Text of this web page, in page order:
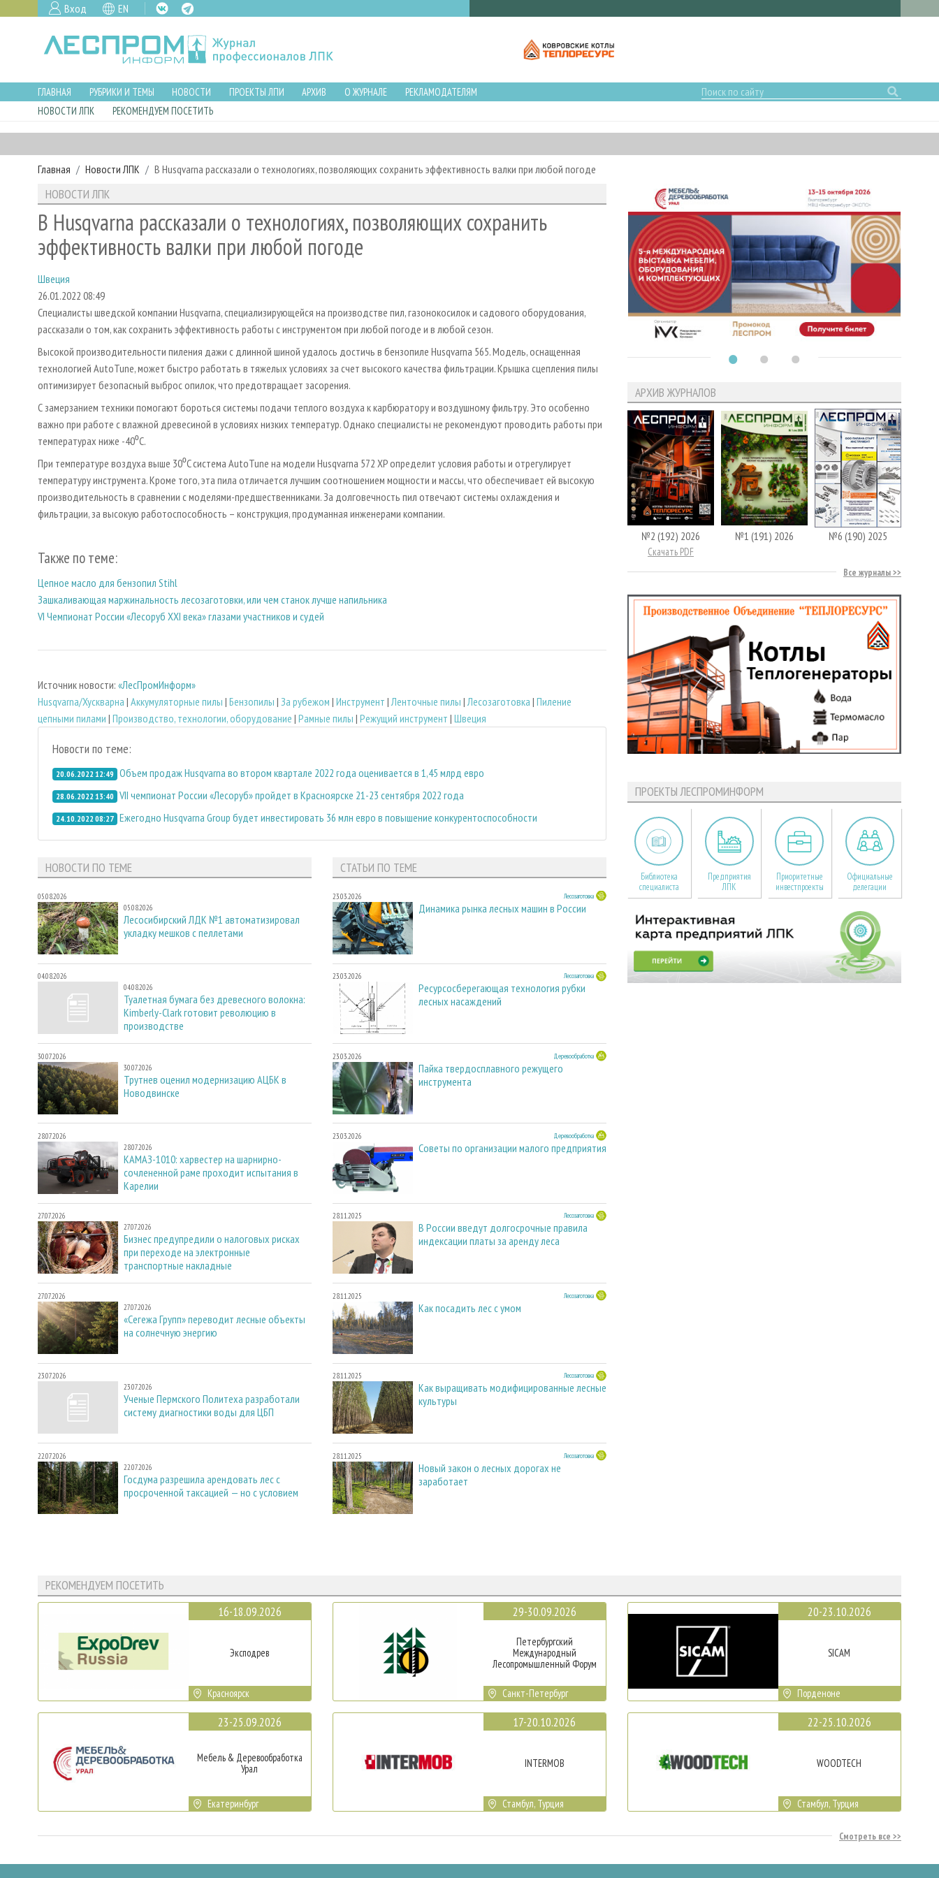
Вход EN
ГЛАВНАЯ РУБРИКИ И ТЕМЫ НОВОСТИ ПРОЕКТЫ ЛПИ АРХИВ О ЖУРНАЛЕ
РЕКЛАМОДАТЕЛЯМ
НОВОСТИ ЛПК
РЕКОМЕНДУЕМ ПОСЕТИТЬ
Главная Новости ЛПК В Husqvarna рассказали о технологиях, позволяющих сохранить эффективность валки при любой погоде
НОВОСТИ ЛПК
В Husqvarna рассказали о технологиях, позволяющих сохранить
эффективность валки при любой погоде
Швеция
26.01.2022 08:49
Специалисты шведской компании Husqvarna, специализирующейся на производстве пил, газонокосилок и садового оборудования,
рассказали о том, как сохранить эффективность работы с инструментом при любой погоде и в любой сезон.
Высокой производительности пиления дажи с длинной шиной удалось достичь в бензопиле Husqvarna 565. Модель, оснащенная
технологией AutoTune, может быстро работать в тяжелых условиях за счет высокого качества фильтрации. Крышка сцепления пилы
оптимизирует безопасный выброс опилок, что предотвращает засорения.
С замерзанием техники помогают бороться системы подачи теплого воздуха к карбюратору и воздушному фильтру. Это особенно
важно при работе с влажной древесиной в условиях низких температур. Однако специалисты не рекомендуют проводить работы при
температурах ниже -40⁰C.
При температуре воздуха выше 30⁰C система AutoTune на модели Husqvarna 572 XP определит условия работы и отрегулирует
температуру инструмента. Кроме того, эта пила отличается лучшим соотношением мощности и массы, что обеспечивает ей высокую
производительность в сравнении с моделями-предшественниками. За долговечность пил отвечают системы охлаждения и
фильтрации, за высокую работоспособность – конструкция, продуманная инженерами компании.
Также по теме:
Цепное масло для бензопил Stihl
Зашкаливающая маржинальность лесозаготовки, или чем станок лучше напильника
VI Чемпионат России «Лесоруб XXI века» глазами участников и судей
Источник новости: «ЛесПромИнформ»
Husqvarna/Хускварна | Аккумуляторные пилы | Бензопилы | За рубежом | Инструмент |Ленточные пилы |Лесозаготовка | Пиление
цепными пилами | Производство, технологии, оборудование | Рамные пилы | Режущий инструмент | Швеция
Новости по теме:
20.06.2022 12:49 Объем продаж Husqvarna во втором квартале 2022 года оценивается в 1,45 млрд евро
28.06.2022 13:40 VII чемпионат России «Лесоруб» пройдет в Красноярске 21-23 сентября 2022 года
24.10.2022 08:27 Ежегодно Husqvarna Group будет инвестировать 36 млн евро в повышение конкурентоспособности
НОВОСТИ ПО ТЕМЕ
05.08.2026
05.08.2026
Лесосибирский ЛДК №1 автоматизировал
укладку мешков с пеллетами
04.08.2026
04.08.2026
Туалетная бумага без древесного волокна:
Kimberly-Clark готовит революцию в
производстве
30.07.2026
30.07.2026
Трутнев оценил модернизацию АЦБК в
Новодвинске
28.07.2026
28.07.2026
КАМАЗ-1010: харвестер на шарнирно-
сочлененной раме проходит испытания в
Карелии
27.07.2026
27.07.2026
Бизнес предупредили о налоговых рисках
при переходе на электронные
транспортные накладные
27.07.2026
27.07.2026
«Сегежа Групп» переводит лесные объекты
на солнечную энергию
23.07.2026
23.07.2026
Ученые Пермского Политеха разработали
систему диагностики воды для ЦБП
22.07.2026
22.07.2026
Госдума разрешила арендовать лес с
просроченной таксацией — но с условием
СТАТЬИ ПО ТЕМЕ
23.03.2026 Лесозаготовка
Динамика рынка лесных машин в России
23.03.2026 Лесозаготовка
Ресурсосберегающая технология рубки
лесных насаждений
23.03.2026 Деревообработка
Пайка твердосплавного режущего
инструмента
23.03.2026 Деревообработка
Советы по организации малого предприятия
28.11.2025 Лесозаготовка
В России введут долгосрочные правила
индексации платы за аренду леса
28.11.2025 Лесозаготовка
Как посадить лес с умом
28.11.2025 Лесозаготовка
Как выращивать модифицированные лесные
культуры
28.11.2025 Лесозаготовка
Новый закон о лесных дорогах не
заработает
АРХИВ ЖУРНАЛОВ
№2 (192) 2026
Скачать PDF
№1 (191) 2026 №6 (190) 2025
Все журналы
ПРОЕКТЫ ЛЕСПРОМИНФОРМ
Библиотека
специалиста
Предприятия
ЛПК
Приоритетные
инвестпроекты
Официальные
делегации
РЕКОМЕНДУЕМ ПОСЕТИТЬ
16-18.09.2026
Эксподрев
Красноярск
23-25.09.2026
Мебель & Деревообработка
Урал
Екатеринбург
29-30.09.2026
Петербургский
Международный
Лесопромышленный Форум
Санкт-Петербург
17-20.10.2026
INTERMOB
Стамбул, Турция
20-23.10.2026
SICAM
Порденоне
22-25.10.2026
WOODTECH
Стамбул, Турция
Смотреть все